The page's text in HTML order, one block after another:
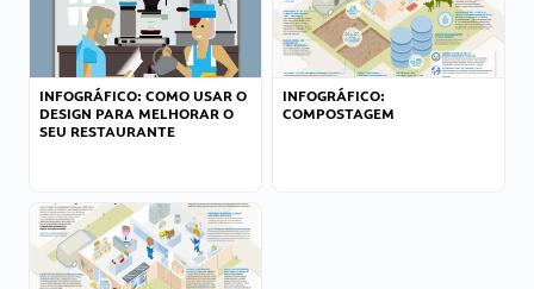
INFOGRÁFICO: COMO USAR O
DESIGN PARA MELHORAR O
SEU RESTAURANTE
INFOGRÁFICO:
COMPOSTAGEM